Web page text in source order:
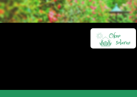
Skip
to